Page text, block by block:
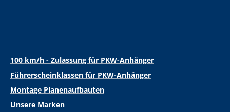
100 km/h - Zulassung für PKW-Anhänger
Führerscheinklassen für PKW-Anhänger
Montage Planenaufbauten
Unsere Marken